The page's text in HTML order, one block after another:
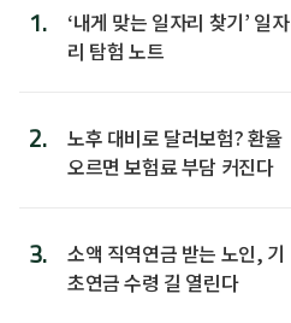
1.
‘내게 맞는 일자리 찾기’ 일자
리 탐험 노트
2.
노후 대비로 달러보험? 환율
오르면 보험료 부담 커진다
3.
소액 직역연금 받는 노인, 기
초연금 수령 길 열린다